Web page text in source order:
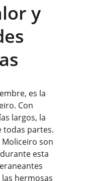
y
es la
Con
largos, la
todas partes.
son
esta
hermosas